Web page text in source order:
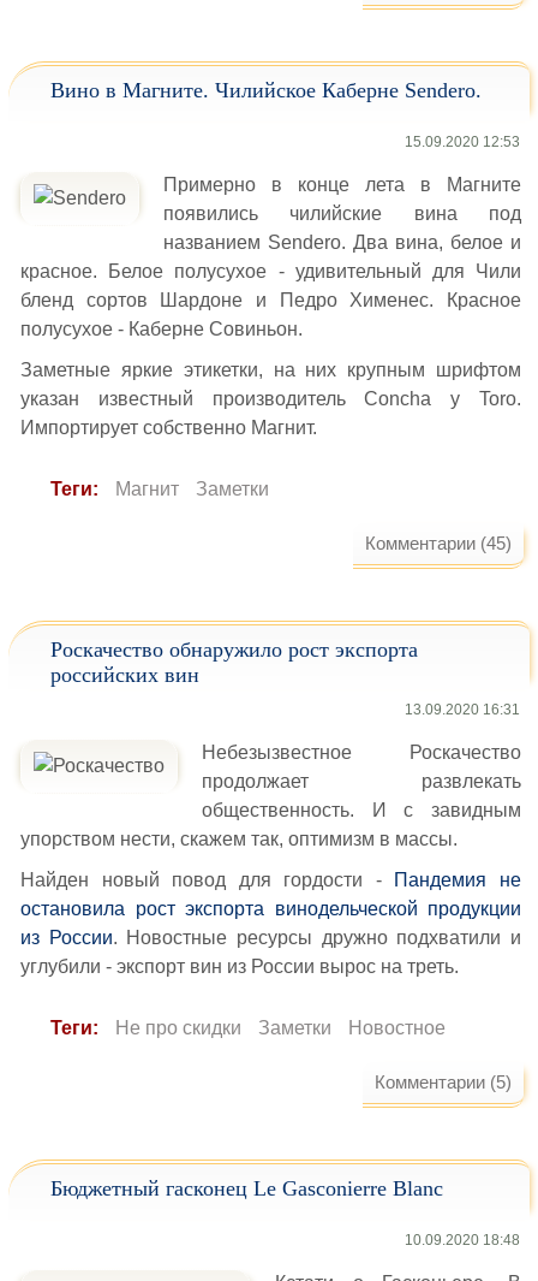
Вино в Магните. Чилийское Каберне Sendero.
15.09.2020 12:53
Примерно в конце лета в Магните
появились чилийские вина под
названием Sendero. Два вина, белое и
красное. Белое полусухое - удивительный для Чили
бленд сортов Шардоне и Педро Хименес. Красное
полусухое - Каберне Совиньон.
Заметные яркие этикетки, на них крупным шрифтом
указан известный производитель Concha y Toro.
Импортирует собственно Магнит.
Теги: Магнит Заметки
Комментарии (45)
Роскачество обнаружило рост экспорта
российских вин
13.09.2020 16:31
Небезызвестное Роскачество
продолжает развлекать
общественность. И с завидным
упорством нести, скажем так, оптимизм в массы.
Найден новый повод для гордости - Пандемия не
остановила рост экспорта винодельческой продукции
из России. Новостные ресурсы дружно подхватили и
углубили - экспорт вин из России вырос на треть.
Теги: Не про скидки Заметки Новостное
Комментарии (5)
Бюджетный гасконец Le Gasconierre Blanc
10.09.2020 18:48